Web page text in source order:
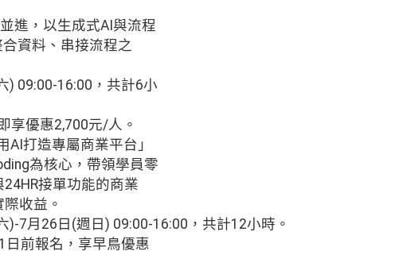
進，以生成式AI與流程
資料、串接流程之
) 09:00-16:00，共計6小
享優惠2,700元/人。
AI打造專屬商業平台」
為核心，帶領學員零
接單功能的商業
收益。
7月26日(週日) 09:00-16:00，共計12小時。
日前報名，享早鳥優惠